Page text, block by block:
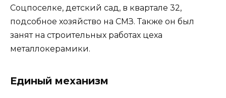
Соцпоселке, детский сад, в квартале 32,
подсобное хозяйство на СМЗ. Также он был
занят на строительных работах цеха
металлокерамики.
Единый механизм